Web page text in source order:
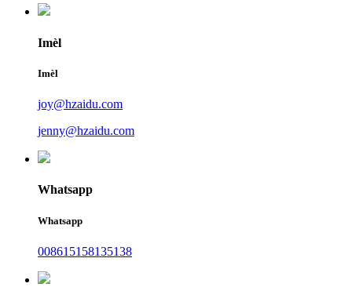
Imèl
Imèl
joy@hzaidu.com
jenny@hzaidu.com
Whatsapp
Whatsapp
008615158135138